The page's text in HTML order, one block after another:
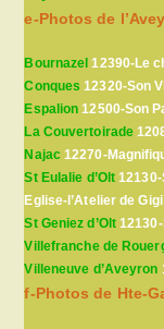
e-Photos de
Bournazel 12390-Le
Conques 12320-Son
Espalion 12500-Son
La Couvertoirade
Najac12270-
St Eulalie d’Olt
Eglise-l’Atelier de Gigi
St Geniez d’Olt12130-
Villefranche de
Villeneuve d’Aveyron
f-Photos de Hte-